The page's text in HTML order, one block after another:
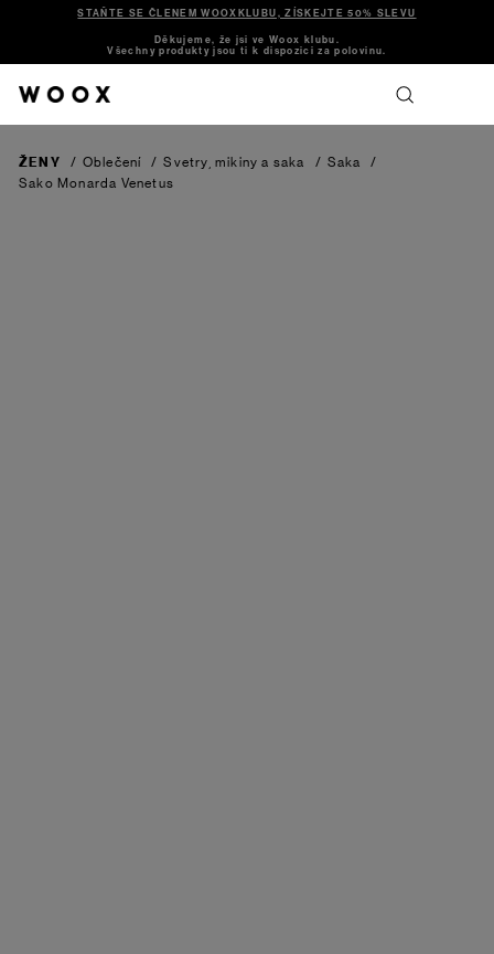
STAŇTE SE ČLENEM WOOXKLUBU, ZÍSKEJTE 50% SLEVU
Děkujeme, že jsi ve Woox klubu.
Všechny produkty jsou ti k dispozici za polovinu.
ŽENY / Oblečení / Svetry, mikiny a saka / Saka
/
Sako Monarda Venetus